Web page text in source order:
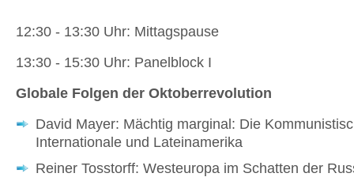
12:30 - 13:30 Uhr: Mittagspause
13:30 - 15:30 Uhr: Panelblock I
Globale Folgen der Oktoberrevolution
David Mayer: Mächtig marginal: Die
Internationale und Lateinamerika
Reiner Tosstorff: Westeuropa im Schatten der